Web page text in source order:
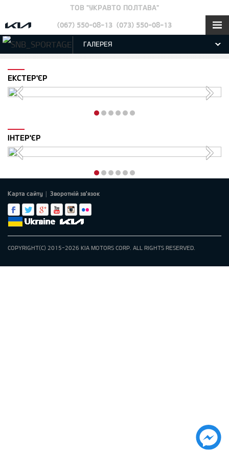
ТОВ "УКРАВТО ПОЛТАВА"
(067) 550-08-13 (073) 550-08-13
ГАЛЕРЕЯ
ЕКСТЕР'ЄР
ІНТЕР'ЄР
Карта сайту Зворотній зв'язок
COPYRIGHT(C) 2015-2026 KIA MOTORS CORP. ALL RIGHTS RESERVED.